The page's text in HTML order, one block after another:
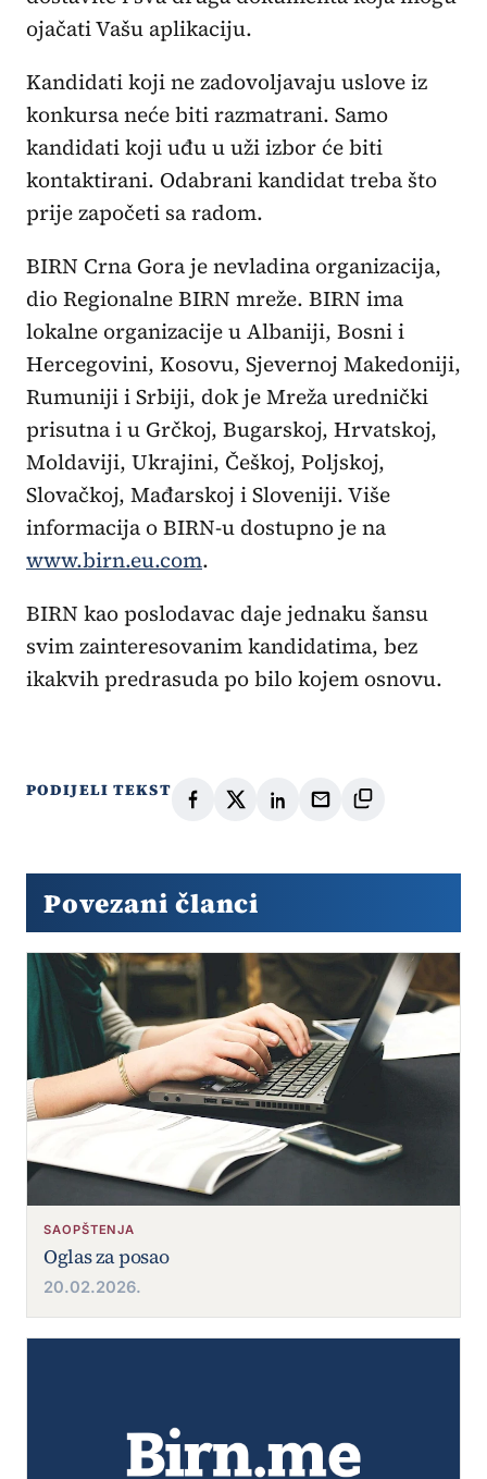
ojačati Vašu aplikaciju.
Kandidati koji ne zadovoljavaju uslove iz
konkursa neće biti razmatrani. Samo
kandidati koji uđu u uži izbor će biti
kontaktirani. Odabrani kandidat treba što
prije započeti sa radom.
BIRN Crna Gora je nevladina organizacija,
dio Regionalne BIRN mreže. BIRN ima
lokalne organizacije u Albaniji, Bosni i
Hercegovini, Kosovu, Sjevernoj Makedoniji,
Rumuniji i Srbiji, dok je Mreža urednički
prisutna i u Grčkoj, Bugarskoj, Hrvatskoj,
Moldaviji, Ukrajini, Češkoj, Poljskoj,
Slovačkoj, Mađarskoj i Sloveniji. Više
informacija o BIRN-u dostupno je na
www.birn.eu.com.
BIRN kao poslodavac daje jednaku šansu
svim zainteresovanim kandidatima, bez
ikakvih predrasuda po bilo kojem osnovu.
PODIJELI TEKST
Povezani članci
SAOPŠTENJA
Oglas za posao
20.02.2026.